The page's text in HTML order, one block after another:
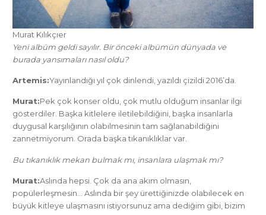
Murat Kılıkçıer
Yeni albüm geldi sayılır. Bir önceki albümün dünyada ve
burada yansımaları nasıl oldu?
Artemis:Yayınlandığı yıl çok dinlendi, yazıldı çizildi 2016’da.
Murat:Pek çok konser oldu, çok mutlu olduğum insanlar ilgi
gösterdiler. Başka kitlelere iletilebildiğini, başka insanlarla
duygusal karşılığının olabilmesinin tam sağlanabildiğini
zannetmiyorum. Orada başka tıkanıklıklar var.
Bu tıkanıklık mekan bulmak mı, insanlara ulaşmak mı?
Murat:Aslında hepsi. Çok da ana akım olmasın,
popülerleşmesin… Aslında bir şey ürettiğinizde olabilecek en
büyük kitleye ulaşmasını istiyorsunuz ama dediğim gibi, bizim